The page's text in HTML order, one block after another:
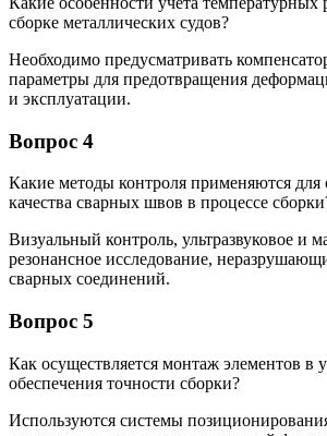
сборке металлических судов?
Необходимо предусматривать
параметры для предотвращения
и эксплуатации.
Вопрос 4
Какие методы контроля применяются для
качества сварных швов в процессе
Визуальный контроль, ультразвуковое и
резонансное исследование,
сварных соединений.
Вопрос 5
Как осуществляется монтаж элементов в
обеспечения точности сборки?
Используются системы